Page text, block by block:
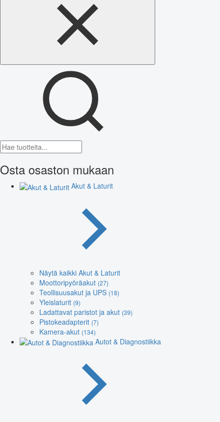
Osta osaston mukaan
Akut & Laturit
Näytä kaikki Akut & Laturit
Moottoripyöräakut (27)
Teollisuusakut ja UPS (18)
Yleislaturit (9)
Ladattavat paristot ja akut (39)
Pistokeadapterit (7)
Kamera-akut (134)
Autot & Diagnostiikka